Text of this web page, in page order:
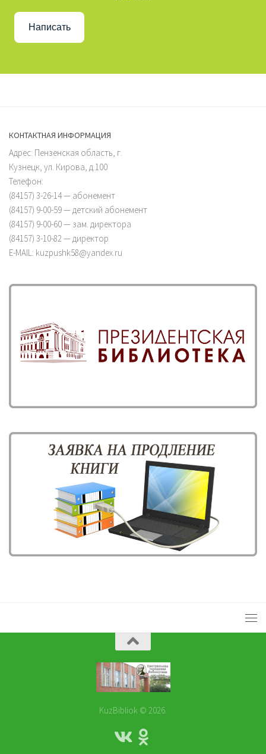
Написать
КОНТАКТНАЯ ИНФОРМАЦИЯ
Адрес: Пензенская область, г.
Кузнецк, ул. Кирова, д.100
Телефон:
(84157) 3-26-14 — абонемент
(84157) 9-00-59 — детский абонемент
(84157) 9-00-60 — зам. директора
(84157) 3-10-82 — директор
E-MAIL: kuzpushk58@yandex.ru
KuzBibliok © 2026.